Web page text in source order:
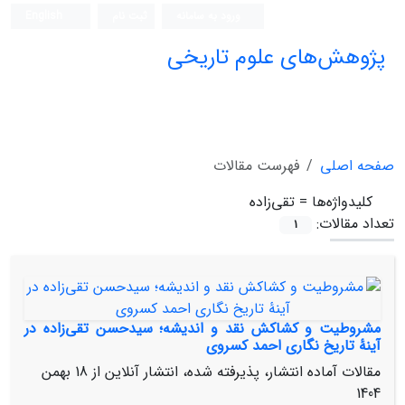
پژوهش‌های علوم تاریخی
صفحه اصلی
فهرست مقالات
کلیدواژه‌ها = تقی‌زاده
تعداد مقالات:
1
مشروطیت و کشاکش نقد و اندیشه؛ سیدحسن تقی‌زاده در
آینۀ تاریخ نگاری احمد کسروی
مقالات آماده انتشار، پذیرفته شده، انتشار آنلاین از
18 بهمن
1404